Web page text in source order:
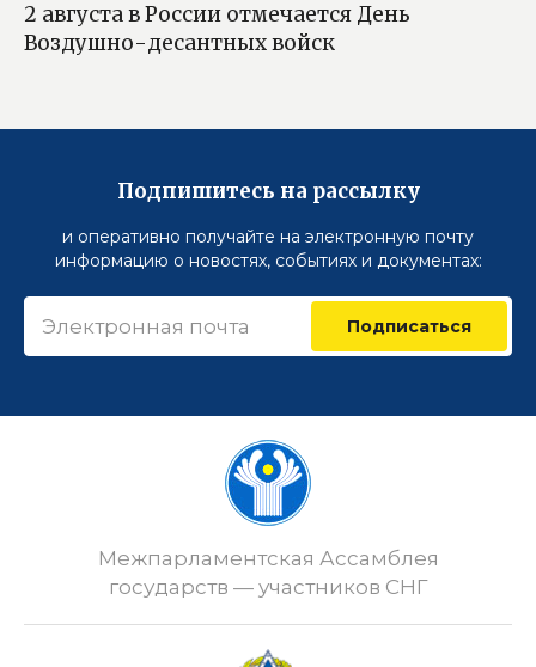
2 августа в России отмечается День
Воздушно-десантных войск
Подпишитесь на рассылку
и оперативно получайте на электронную почту
информацию о новостях, событиях и документах:
Подписаться
Межпарламентская Ассамблея
государств — участников СНГ